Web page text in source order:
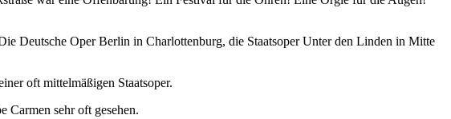
Deutsche Oper Berlin in Charlottenburg, die Staatsoper Unter den Linden in Mitte
oft mittelmäßigen Staatsoper.
Carmen sehr oft gesehen.